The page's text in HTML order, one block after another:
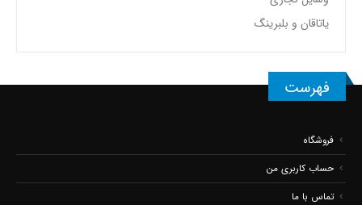
یاتاقان و بلبرینگ
فهرست
فروشگاه
حساب کاربری من
تماس با ما